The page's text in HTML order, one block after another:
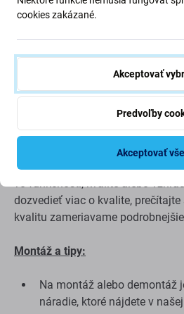
zariadenie sa nedá nabiť na
Kvalita: Aftermarket– Náhradný
Aftermarket je vyrobený podľa
špecifikácií a materiálov ako
originálu a náhradný diel
môže mať (v ojedinelých
vo funkčnosti, kvalite alebo
dozvedieť viac o kvalite, prečítajte
kvalitu zameriavame
Montáž a tipy:
Na montáž alebo demontáž
náradie, ktoré nájdete v
cookies zakázané.
Akceptovať
Predvoľby
Akceptovať